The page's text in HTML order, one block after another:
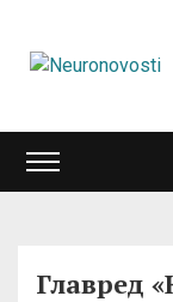
Главред